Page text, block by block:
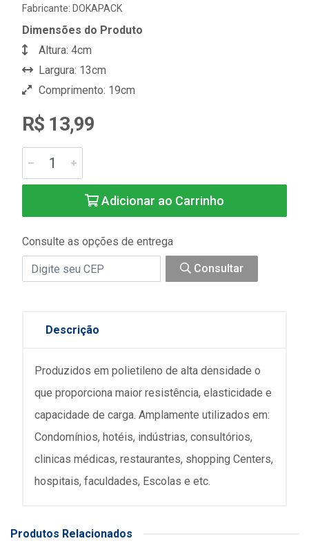
Fabricante: DOKAPACK
Dimensões do Produto
Altura: 4cm
Largura: 13cm
Comprimento: 19cm
R$ 13,99
Adicionar ao Carrinho
Consulte as opções de entrega
Consultar
Descrição
Produzidos em polietileno de alta densidade o
que proporciona maior resistência, elasticidade e
capacidade de carga. Amplamente utilizados em:
Condomínios, hotéis, indústrias, consultórios,
clinicas médicas, restaurantes, shopping Centers,
hospitais, faculdades, Escolas e etc.
Produtos Relacionados